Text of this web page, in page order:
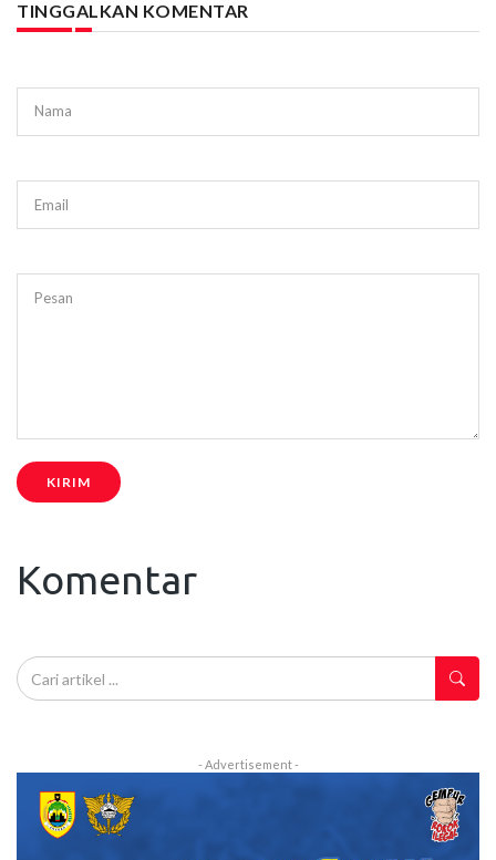
TINGGALKAN KOMENTAR
Nama
Email
Pesan
KIRIM
Komentar
- Advertisement -